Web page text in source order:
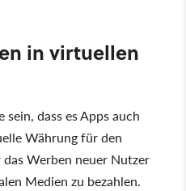
in virtuellen
dass es Apps auch
Währung für den
Werben neuer Nutzer
Medien zu bezahlen.